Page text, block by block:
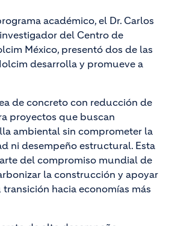
académico, el Dr. Carlos
del Centro de
México, presentó dos de las
desarrolla y promueve a
de concreto con reducción de
proyectos que buscan
ambiental sin comprometer la
ni desempeño estructural. Esta
del compromiso mundial de
la construcción y apoyar
transición hacia economías más